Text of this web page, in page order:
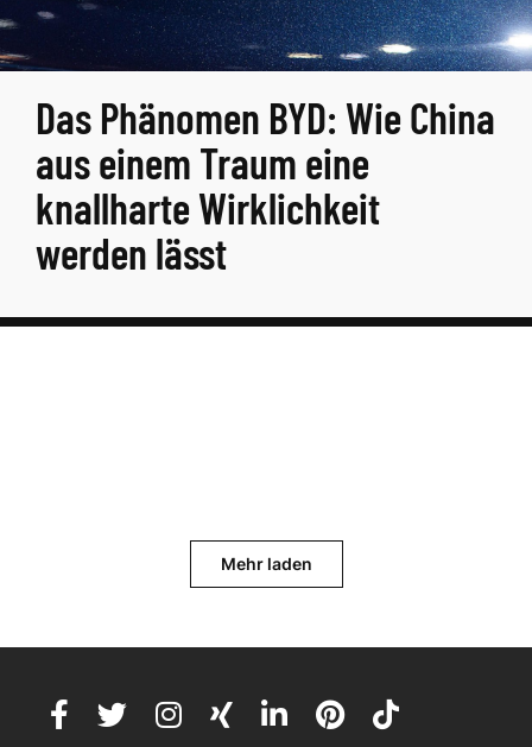
Das Phänomen BYD: Wie China
aus einem Traum eine
knallharte Wirklichkeit
werden lässt
Mehr laden